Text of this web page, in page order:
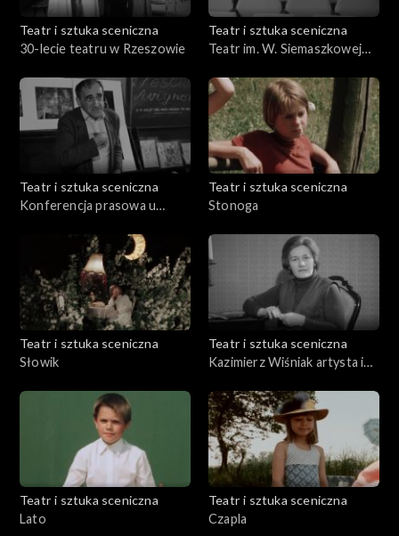
Teatr i sztuka sceniczna
30-lecie teatru w Rzeszowie
Teatr i sztuka sceniczna
Teatr im. W. Siemaszkowej
Teatr i sztuka sceniczna
Konferencja prasowa u
Teatr i sztuka sceniczna
Stonoga
Teatr i sztuka sceniczna
Słowik
Teatr i sztuka sceniczna
Kazimierz Wiśniak artysta i
Teatr i sztuka sceniczna
Lato
Teatr i sztuka sceniczna
Czapla